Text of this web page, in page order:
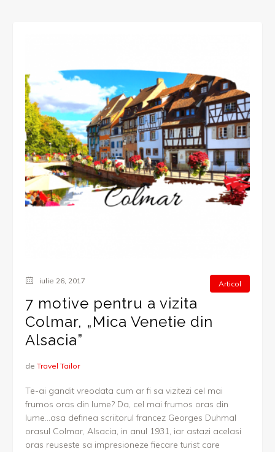
Articol
iulie 26, 2017
7 motive pentru a vizita
Colmar, „Mica Venetie din
Alsacia”
de Travel Tailor
Te-ai gandit vreodata cum ar fi sa vizitezi cel mai
frumos oras din lume? Da, cel mai frumos oras din
lume…asa definea scriitorul francez Georges Duhmal
orasul Colmar, Alsacia, in anul 1931, iar astazi acelasi
oras reuseste sa impresioneze fiecare turist care